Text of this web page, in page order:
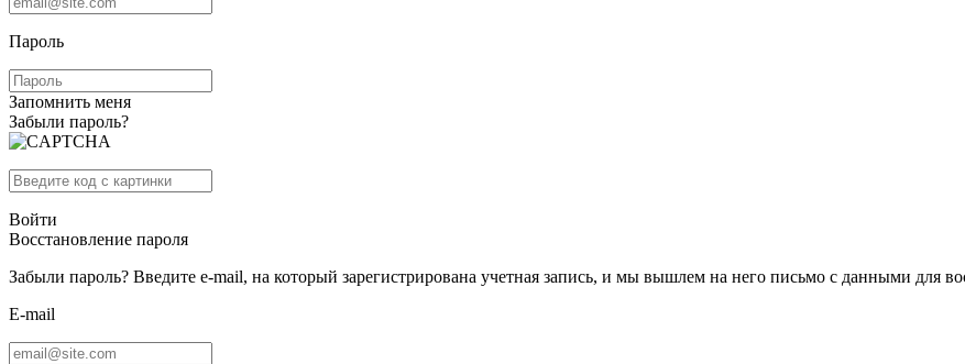
Пароль
Запомнить меня
Забыли пароль?
Войти
Восстановление пароля
Забыли пароль? Введите e-mail, на который зарегистрирована учетная запись, и мы вышлем на него письмо с данными для
E-mail